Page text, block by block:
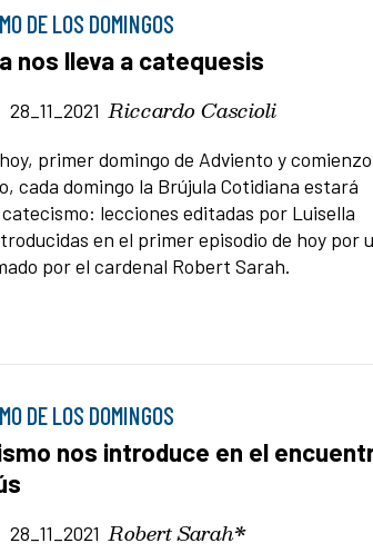
DE LOS DOMINGOS
nos lleva a catequesis
28_11_2021 Riccardo Cascioli
primer domingo de Adviento y
cada domingo la Brújula Cotidiana estará
lecciones editadas por Luisella
en el primer episodio de hoy por
por el cardenal Robert Sarah.
DE LOS DOMINGOS
nos introduce en el
28_11_2021 Robert Sarah*